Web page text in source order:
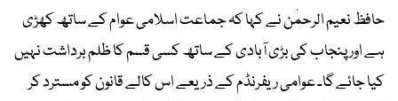
حافظ نعیم الرحمٰن نے کہا کہ جماعت اسلامی عوام کے ساتھ کھڑی
ہے اور پنجاب کی بڑی آبادی کے ساتھ کسی قسم کا ظلم برداشت نہیں
کیا جائے گا۔ عوامی ریفرنڈم کے ذریعے اس کالے قانون کو مسترد کر